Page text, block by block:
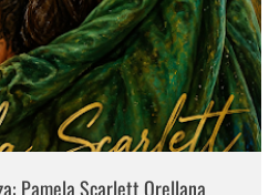
Pamela Scarlett Orellana